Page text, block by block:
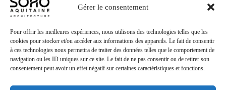
Gérer le consentement
Pour offrir les meilleures expériences, nous utilisons des technologies telles que les
cookies pour stocker et/ou accéder aux informations des appareils. Le fait de consentir
à ces technologies nous permettra de traiter des données telles que le comportement de
navigation ou les ID uniques sur ce site. Le fait de ne pas consentir ou de retirer son
consentement peut avoir un effet négatif sur certaines caractéristiques et fonctions.
Accueil
Agence
Soho Groupe
Contact
Le off
Mentions légales